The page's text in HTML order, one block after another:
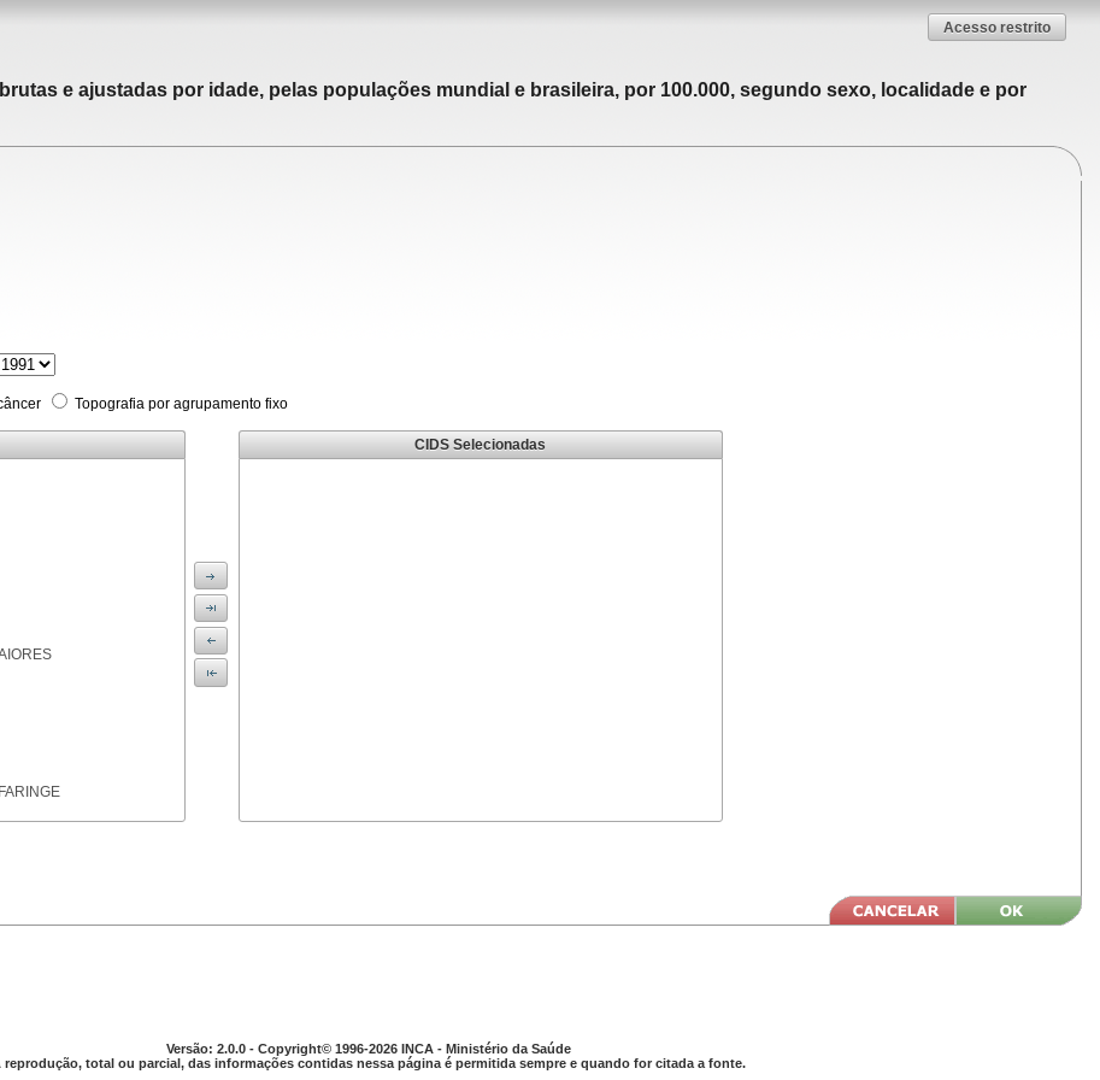
Acesso restrito
e ajustadas por idade, pelas populações mundial e brasileira, por 100.000, segundo sexo, localidade e por
Topografia por agrupamento fixo
DIGESTIVO
CIDS Selecionadas
Versão: 2.0.0 - Copyright© 1996-2026 INCA - Ministério da Saúde
reprodução, total ou parcial, das informações contidas nessa página é permitida sempre e quando for citada a fonte.